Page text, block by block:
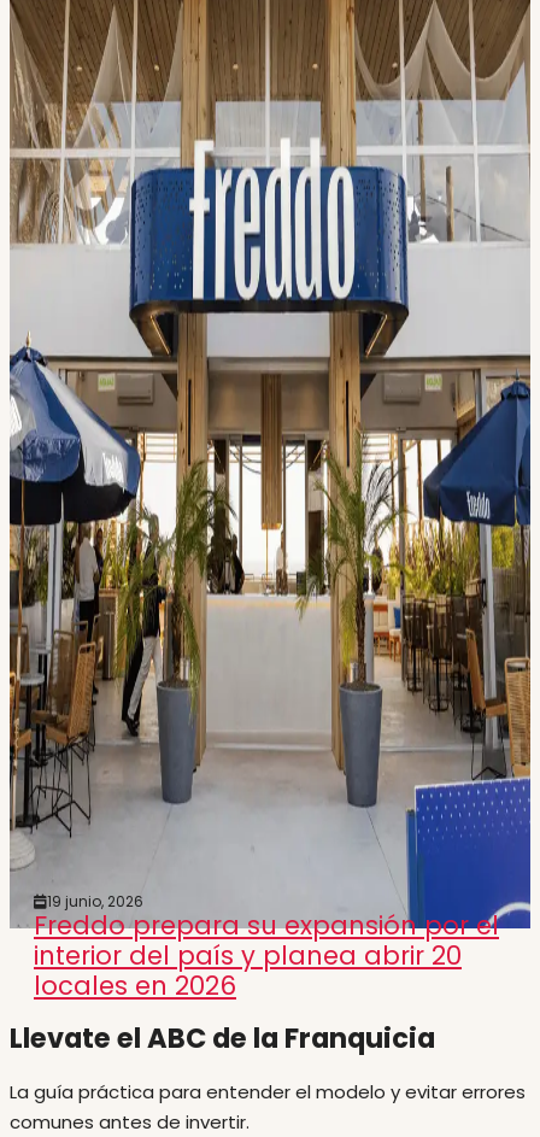
19 junio, 2026
Freddo prepara su expansión por el
interior del país y planea abrir 20
locales en 2026
Llevate el ABC de la Franquicia
La guía práctica para entender el modelo y evitar errores
comunes antes de invertir.